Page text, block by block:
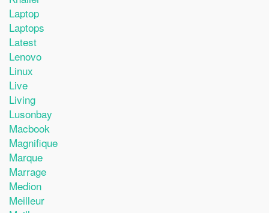
Laptop
Laptops
Latest
Lenovo
Linux
Live
Living
Lusonbay
Macbook
Magnifique
Marque
Marrage
Medion
Meilleur